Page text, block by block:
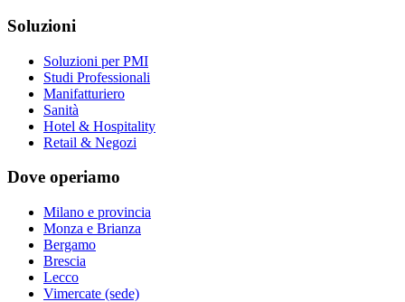
Soluzioni
Soluzioni per PMI
Studi Professionali
Manifatturiero
Sanità
Hotel & Hospitality
Retail & Negozi
Dove operiamo
Milano e provincia
Monza e Brianza
Bergamo
Brescia
Lecco
Vimercate (sede)